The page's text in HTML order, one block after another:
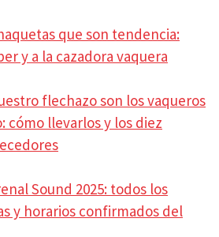
que son tendencia:
y a la cazadora vaquera
flechazo son los vaqueros
cómo llevarlos y los diez
Sound 2025: todos los
y horarios confirmados del